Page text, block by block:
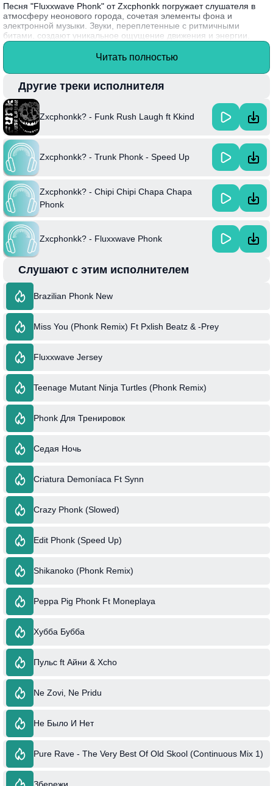
Песня "Fluxxwave Phonk" от Zxcphonkk погружает слушателя в
атмосферу неонового города, сочетая элементы фона и
электронной музыки. Звуки, переплетенные с ритмичными
битами, создают уникальное ощущение движения и энергии.
Каждый трек словно дает возможность ощутить хаос и порядок
одновременно, пробуждая в слушателе желание исследовать
жанра "phonk".
Артист Zxcphonkk известен своим экспериментальным подходом
к музыке, что позволяет ему создавать неповторимые
композиции, в которых пересекаются различные стили и
настроения.
Читать полностью
Другие треки исполнителя
Zxcphonkk? - Funk Rush Laugh ft Kkind
Zxcphonkk? - Trunk Phonk - Speed Up
Zxcphonkk? - Chipi Chipi Chapa Chapa
Phonk
Zxcphonkk? - Fluxxwave Phonk
Слушают с этим исполнителем
Brazilian Phonk New
Miss You (Phonk Remix) Ft Pxlish Beatz & -Prey
Fluxxwave Jersey
Teenage Mutant Ninja Turtles (Phonk Remix)
Phonk Для Тренировок
Седая Ночь
Criatura Demoníaca Ft Synn
Crazy Phonk (Slowed)
Edit Phonk (Speed Up)
Shikanoko (Phonk Remix)
Peppa Pig Phonk Ft Moneplaya
Хубба Бубба
Пульс ft Айни & Xcho
Ne Zovi, Ne Pridu
Не Было И Нет
Pure Rave - The Very Best Of Old Skool (Continuous Mix 1)